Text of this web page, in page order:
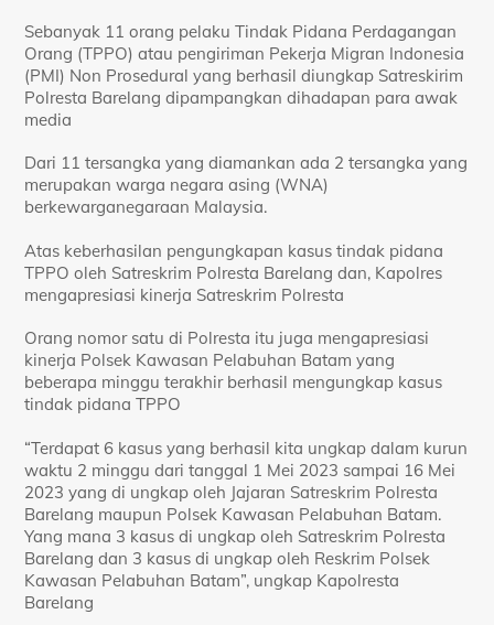
Sebanyak 11 orang pelaku Tindak Pidana Perdagangan
Orang (TPPO) atau pengiriman Pekerja Migran Indonesia
(PMI) Non Prosedural yang berhasil diungkap Satreskirim
Polresta Barelang dipampangkan dihadapan para awak
media
Dari 11 tersangka yang diamankan ada 2 tersangka yang
merupakan warga negara asing (WNA)
berkewarganegaraan Malaysia.
Atas keberhasilan pengungkapan kasus tindak pidana
TPPO oleh Satreskrim Polresta Barelang dan, Kapolres
mengapresiasi kinerja Satreskrim Polresta
Orang nomor satu di Polresta itu juga mengapresiasi
kinerja Polsek Kawasan Pelabuhan Batam yang
beberapa minggu terakhir berhasil mengungkap kasus
tindak pidana TPPO
“Terdapat 6 kasus yang berhasil kita ungkap dalam kurun
waktu 2 minggu dari tanggal 1 Mei 2023 sampai 16 Mei
2023 yang di ungkap oleh Jajaran Satreskrim Polresta
Barelang maupun Polsek Kawasan Pelabuhan Batam.
Yang mana 3 kasus di ungkap oleh Satreskrim Polresta
Barelang dan 3 kasus di ungkap oleh Reskrim Polsek
Kawasan Pelabuhan Batam”, ungkap Kapolresta
Barelang